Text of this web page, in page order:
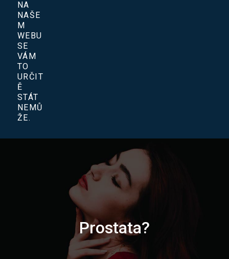
NA
NAŠE
M
WEBU
SE
VÁM
TO
URČIT
Ě
STÁT
NEMŮ
ŽE.
Prostata?